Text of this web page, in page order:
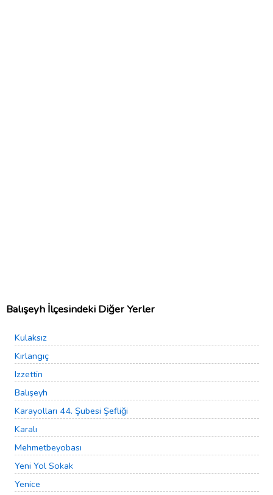
Balışeyh İlçesindeki Diğer Yerler
Kulaksız
Kırlangıç
Izzettin
Balışeyh
Karayolları 44. Şubesi Şefliği
Karalı
Mehmetbeyobası
Yeni Yol Sokak
Yenice